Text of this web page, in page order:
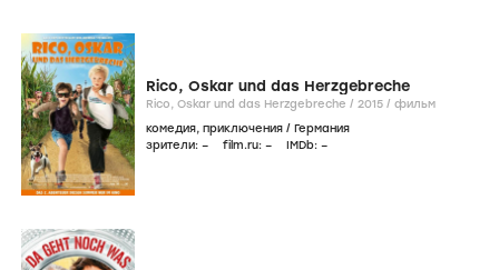
Rico, Oskar und das Herzgebreche
Rico, Oskar und das Herzgebreche / 2015 / фильм
комедия, приключения / Германия
зрители: – film.ru: – IMDb: –